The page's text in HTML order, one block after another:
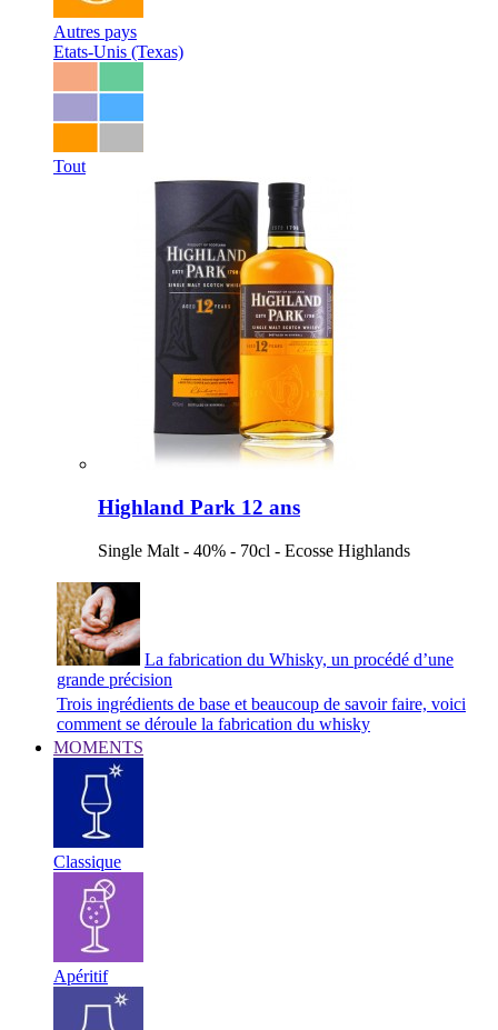
Autres pays
Etats-Unis (Texas)
Tout
Highland Park 12 ans
Single Malt - 40% - 70cl - Ecosse Highlands
La fabrication du Whisky, un procédé d’une
grande précision
Trois ingrédients de base et beaucoup de savoir faire, voici
comment se déroule la fabrication du whisky
MOMENTS
Classique
Apéritif